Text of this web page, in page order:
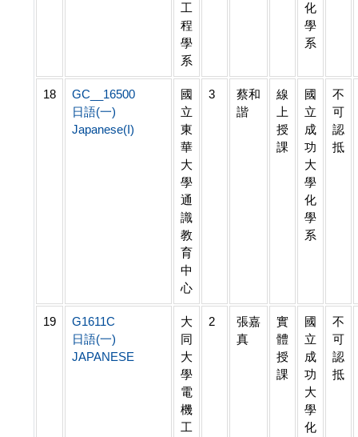
工
程
學
系
化
學
系
18
GC__16500
日語(一)
Japanese(I)
國
立
東
華
大
學
通
識
教
育
中
心
3
蔡和
諧
線
上
授
課
國
立
成
功
大
學
化
學
系
不
可
認
抵
19
G1611C
日語(一)
JAPANESE
大
同
大
學
電
機
工
2
張嘉
真
實
體
授
課
國
立
成
功
大
學
化
不
可
認
抵